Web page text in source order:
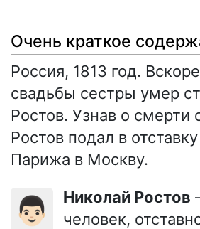
Очень краткое
Россия, 1813 год.
свадьбы сестры умер
Ростов. Узнав о смерти
Ростов подал в
Парижа в Москву.
👨🏻 Николай Ростов
человек,